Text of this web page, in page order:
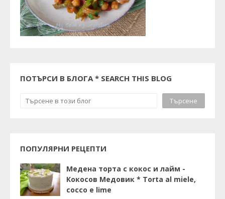
ПОТЪРСИ В БЛОГА * SEARCH THIS BLOG
ПОПУЛЯРНИ РЕЦЕПТИ
Медена торта с кокос и лайм -
Кокосов Медовик * Torta al miele,
cocco e lime